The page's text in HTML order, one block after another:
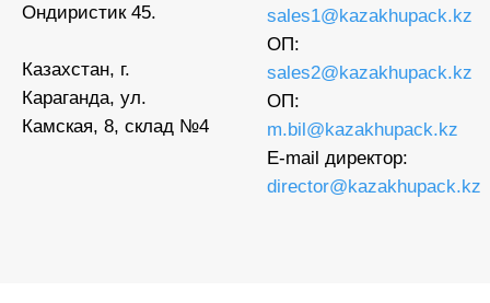
Ондиристик 45.
Казахстан, г.
Караганда, ул.
Камская, 8, склад №4
sales1@kazakhupack.kz
ОП:
sales2@kazakhupack.kz
ОП:
m.bil@kazakhupack.kz
E-mail директор:
director@kazakhupack.kz